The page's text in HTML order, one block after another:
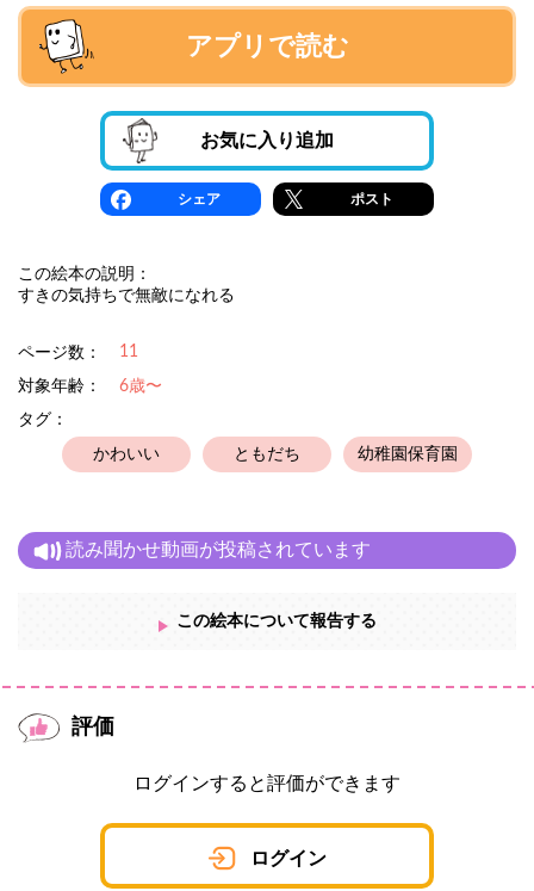
アプリで読む
お気に入り追加
シェア ポスト
この絵本の説明：
すきの気持ちで無敵になれる
ページ数： 11
対象年齢：
6歳〜
タグ：
かわいい ともだち 幼稚園保育園
読み聞かせ動画が投稿されています
この絵本について報告する
評価
ログインすると評価ができます
ログイン